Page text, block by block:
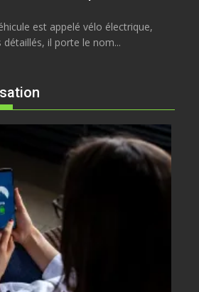
est appelé vélo électrique,
il porte le nom...